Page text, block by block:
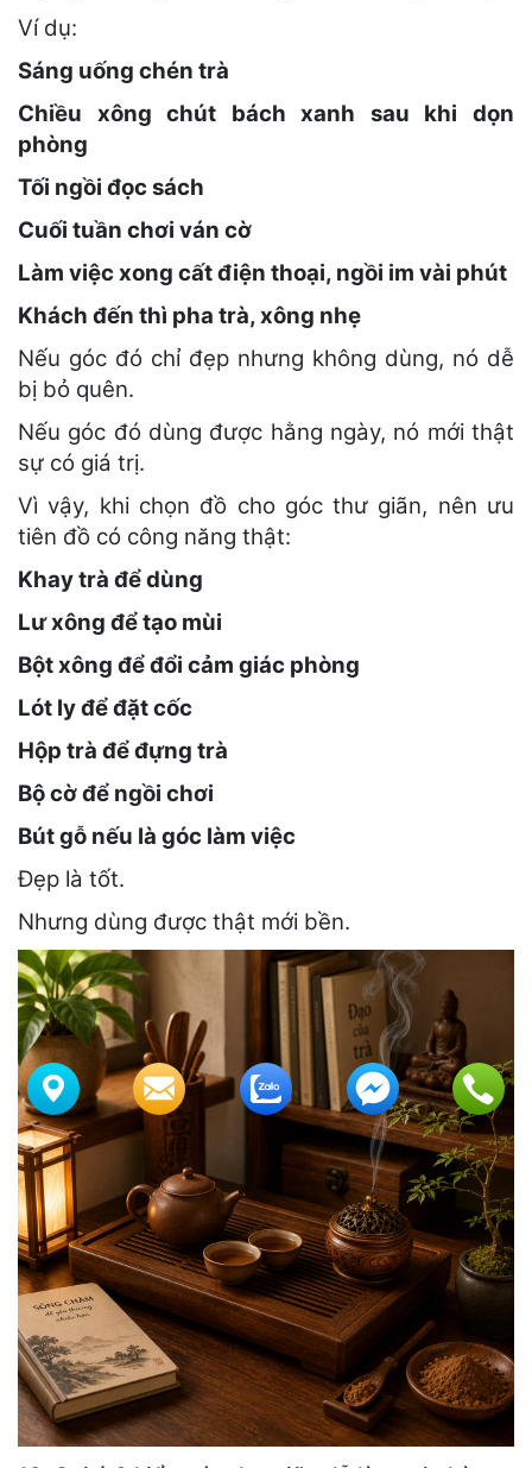
Ví dụ:
Sáng uống chén trà
Chiều xông chút bách xanh sau khi dọn
phòng
Tối ngồi đọc sách
Cuối tuần chơi ván cờ
Làm việc xong cất điện thoại, ngồi im vài phút
Khách đến thì pha trà, xông nhẹ
Nếu góc đó chỉ đẹp nhưng không dùng, nó dễ
bị bỏ quên.
Nếu góc đó dùng được hằng ngày, nó mới thật
sự có giá trị.
Vì vậy, khi chọn đồ cho góc thư giãn, nên ưu
tiên đồ có công năng thật:
Khay trà để dùng
Lư xông để tạo mùi
Bột xông để đổi cảm giác phòng
Lót ly để đặt cốc
Hộp trà để đựng trà
Bộ cờ để ngồi chơi
Bút gỗ nếu là góc làm việc
Đẹp là tốt.
Nhưng dùng được thật mới bền.